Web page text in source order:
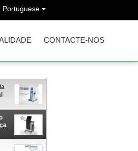
Portuguese
CONTACTE-NOS